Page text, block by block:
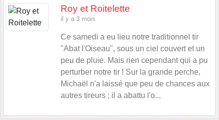
Roy et Roitelette
il y a 3 mois
Ce samedi a eu lieu notre traditionnel tir
"Abat l'Oiseau", sous un ciel couvert et un
peu de pluie. Mais rien cependant qui a pu
perturber notre tir ! Sur la grande perche,
Michaël n'a laissé que peu de chances aux
autres tireurs ; il a abattu l'o...